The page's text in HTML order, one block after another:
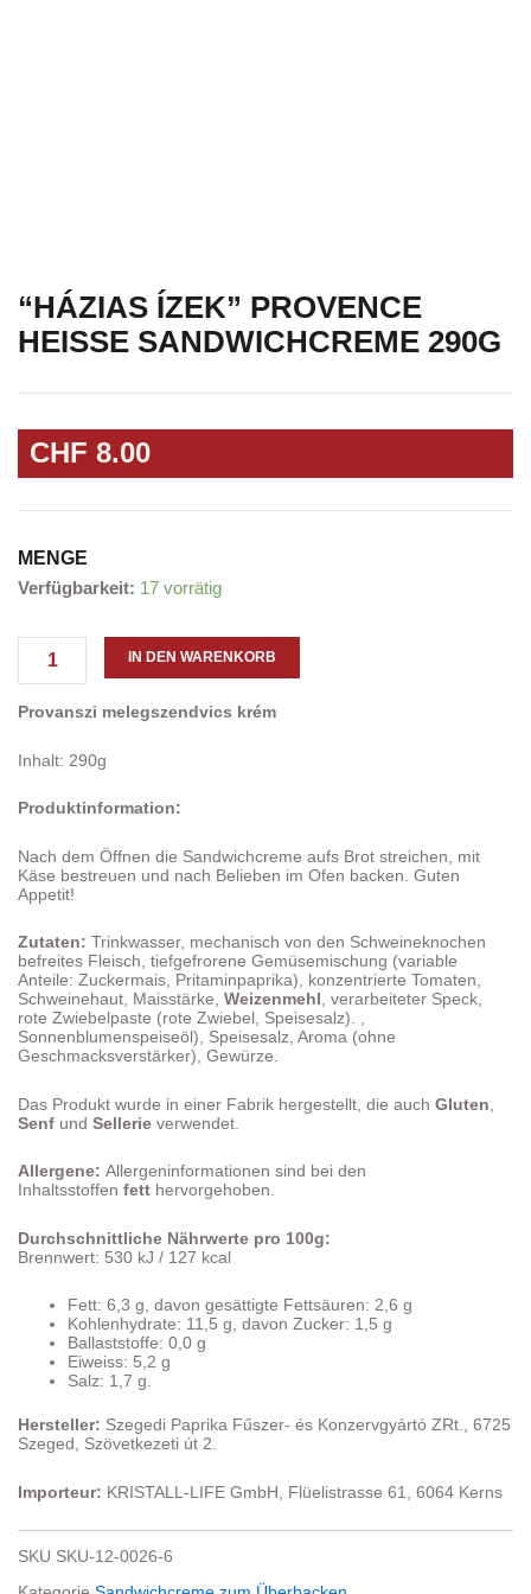
“HÁZIAS ÍZEK” PROVENCE
HEISSE SANDWICHCREME 290G
CHF 8.00
MENGE
Verfügbarkeit: 17 vorrätig
"Házias
heiße
Sandwichcreme
Menge
IN DEN WARENKORB
Provanszi melegszendvics krém
Inhalt: 290g
Produktinformation:
Nach dem Öffnen die Sandwichcreme aufs Brot streichen, mit
Käse bestreuen und nach Belieben im Ofen backen. Guten
Appetit!
Zutaten: Trinkwasser, mechanisch von den Schweineknochen
befreites Fleisch, tiefgefrorene Gemüsemischung (variable
Anteile: Zuckermais, Pritaminpaprika), konzentrierte Tomaten,
Schweinehaut, Maisstärke, Weizenmehl , verarbeiteter Speck,
rote Zwiebelpaste (rote Zwiebel, Speisesalz). ,
Sonnenblumenspeiseöl), Speisesalz, Aroma (ohne
Geschmacksverstärker), Gewürze.
Das Produkt wurde in einer Fabrik hergestellt, die auch Gluten
Senf und Sellerie verwendet.
Allergene: Allergeninformationen sind bei den
Inhaltsstoffen fett hervorgehoben.
Durchschnittliche Nährwerte pro 100g:
Brennwert: 530 kJ / 127 kcal
Fett: 6,3 g, davon gesättigte Fettsäuren: 2,6 g
Kohlenhydrate: 11,5 g, davon Zucker: 1,5 g
Ballaststoffe: 0,0 g
Eiweiss: 5,2 g
Salz: 1,7 g.
Hersteller: Sze­ge­di Pap­ri­ka Fűszer- és Konzervgyártó ZRt., 6725
Szeged, Szövetkezeti út 2.
Importeur: KRISTALL-LIFE GmbH, Flüelistrasse 61, 6064 Kerns
SKU SKU-12-0026-6